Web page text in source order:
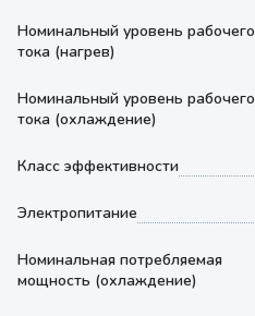
Номинальный уровень рабочего
тока (нагрев)
Номинальный уровень рабочего
тока (охлаждение)
Класс эффективности
Электропитание
Номинальная потребляемая
мощность (охлаждение)